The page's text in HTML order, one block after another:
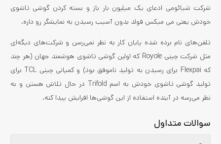
شرکت شیائومی ادعای یک میلیون بار باز و بسته کردن گوشی تاشوی
خودش یعنی می میکس فولد بدون آسیب رسیدن به نمایشگر رو داره.
تلفن‌های نام برده شده پایان کار به نظر نمی‌رسن و شرکت‌‌های دیگه‌ای
مثل شرکت چینی Royole که اولین گوشی تاشوی هوشمند جهان (هر چند
که Flexpai برای رسیدن به تولید ناموفق بود) و کمپانی چینی TCL برای
تولید گوشی‌ تاشوی خودش به اسم Trifold در حال تلاش هستن و به
نظر می‌رسه در آینده استفاده از این گوشی‌ها افرایش پیدا کنه.
سوالات متداول